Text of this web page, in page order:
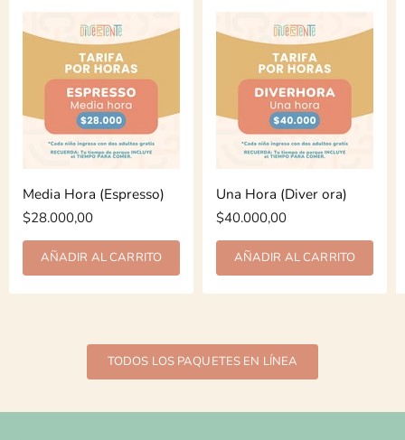
Media Hora (Espresso)
$28.000,00
AÑADIR AL CARRITO
Una Hora (Diver ora)
$40.000,00
AÑADIR AL CARRITO
TODOS LOS PAQUETES EN LÍNEA